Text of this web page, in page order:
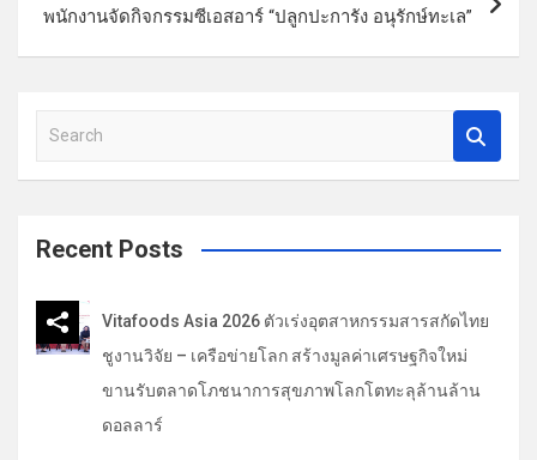
ว
พนักงานจัดกิจกรรมซีเอสอาร์ “ปลูกปะการัง อนุรักษ์ทะเล”
a
c
Recent Posts
Vitafoods Asia 2026 ตัวเร่งอุตสาหกรรมสารสกัดไทย
ชูงานวิจัย – เครือข่ายโลก สร้างมูลค่าเศรษฐกิจใหม่
ขานรับตลาดโภชนาการสุขภาพโลกโตทะลุล้านล้าน
ดอลลาร์